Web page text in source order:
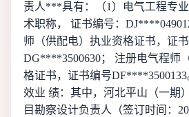
责人***具有：（1）电气工程专
术职称， 证书编号：
师（供配电）执业资格证书，证
DG****3500630； 注册电气程师
格证书，证书编号
效业 绩：其中，河北平山（一期
目勘察设计负责人（签订时间：